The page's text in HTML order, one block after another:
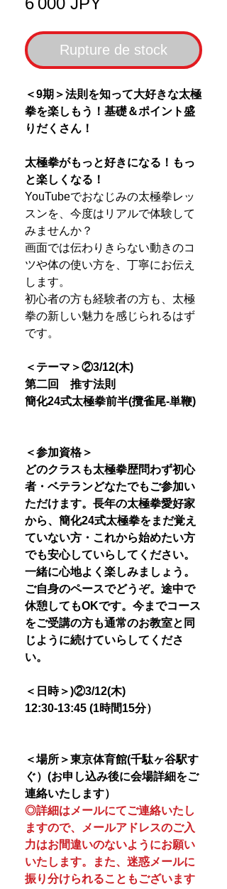
Rupture de stock
＜9期＞法則を知って大好きな太極
拳を楽しもう！基礎＆ポイント盛
りだくさん！
太極拳がもっと好きになる！もっ
と楽しくなる！
YouTubeでおなじみの太極拳レッ
スンを、今度はリアルで体験して
みませんか？
画面では伝わりきらない動きのコ
ツや体の使い方を、丁寧にお伝え
します。
初心者の方も経験者の方も、太極
拳の新しい魅力を感じられるはず
です。
＜テーマ＞②3/12(木)
第二回 推す法則
簡化24式太極拳前半(攬雀尾-単鞭)
＜参加資格＞
どのクラスも太極拳歴問わず初心
者・ベテランどなたでもご参加い
ただけます。長年の太極拳愛好家
から、簡化24式太極拳をまだ覚え
ていない方・これから始めたい方
でも安心していらしてください。
一緒に心地よく楽しみましょう。
ご自身のペースでどうぞ。途中で
休憩してもOKです。今までコース
をご受講の方も通常のお教室と同
じように続けていらしてくださ
い。
＜日時＞)②3/12(木)
12:30-13:45 (1時間15分）
＜場所＞東京体育館(千駄ヶ谷駅す
ぐ）(お申し込み後に会場詳細をご
連絡いたします）
◎詳細はメールにてご連絡いたし
ますので、メールアドレスのご入
力はお間違いのないようにお願い
いたします。また、迷惑メールに
振り分けられることもございます